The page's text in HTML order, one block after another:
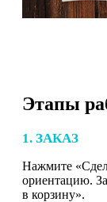
Этапы
1. ЗАКАЗ
Нажмите
ориентацию.
в корзину».